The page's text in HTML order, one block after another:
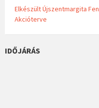
Elkészült Újszentmargita
Akcióterve
IDŐJÁRÁS